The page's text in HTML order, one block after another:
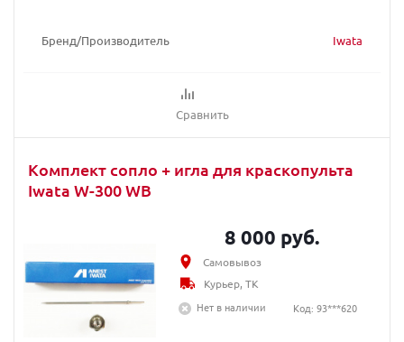
Бренд/Производитель Iwata
Сравнить
Комплект сопло + игла для краскопультa
Iwata W-300 WB
8 000 руб.
Самовывоз
Курьер, ТК
Нет в наличии
Код: 93***620